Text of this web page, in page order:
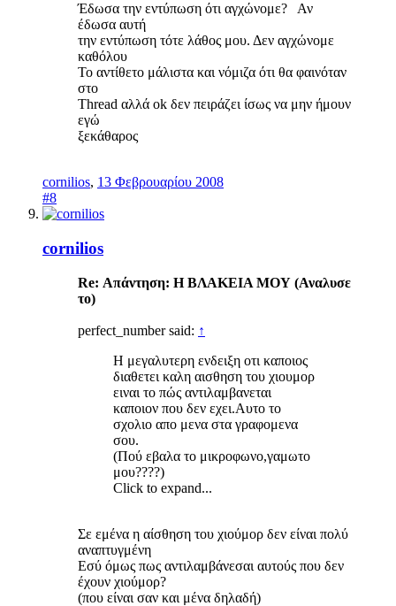
Έδωσα την εντύπωση ότι αγχώνομε? Αν
έδωσα αυτή
την εντύπωση τότε λάθος μου. Δεν αγχώνομε
καθόλου
Το αντίθετο μάλιστα και νόμιζα ότι θα φαινόταν
στο
Thread αλλά ok δεν πειράζει ίσως να μην ήμουν
εγώ
ξεκάθαρος
cornilios, 13 Φεβρουαρίου 2008
#8
cornilios
Re: Απάντηση: H ΒΛΑΚΕΙΑ ΜΟΥ (Αναλυσε
το)
perfect_number said: ↑
Η μεγαλυτερη ενδειξη οτι καποιος
διαθετει καλη αισθηση του χιουμορ
ειναι το πώς αντιλαμβανεται
καποιον που δεν εχει.Αυτο το
σχολιο απο μενα στα γραφομενα
σου.
(Πού εβαλα το μικροφωνο,γαμωτο
μου????)
Click to expand...
Σε εμένα η αίσθηση του χιούμορ δεν είναι πολύ
αναπτυγμένη
Εσύ όμως πως αντιλαμβάνεσαι αυτούς που δεν
έχουν χιούμορ?
(που είναι σαν και μένα δηλαδή)